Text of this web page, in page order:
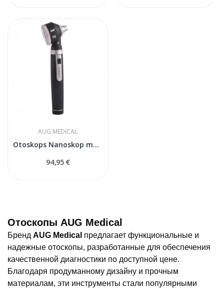
AUG MEDICAL
Otoskops Nanoskop melns
94,95 €
Отоскопы AUG Medical
Бренд AUG Medical предлагает функциональные и
надежные отоскопы, разработанные для обеспечения
качественной диагностики по доступной цене.
Благодаря продуманному дизайну и прочным
материалам, эти инструменты стали популярными